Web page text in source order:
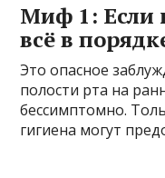
Миф 1: Если
всё в
Это опасное
полости рта на
бессимптомно.
гигиена могут